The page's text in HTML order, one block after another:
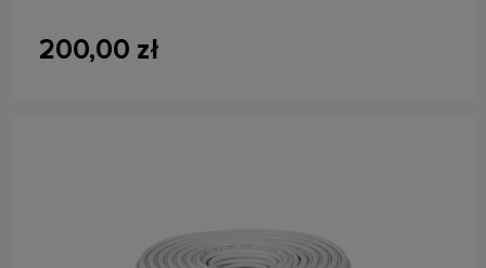
200,00 zł